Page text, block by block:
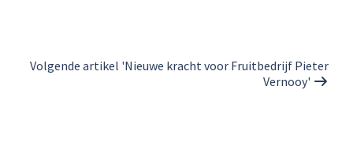
Volgende artikel 'Nieuwe kracht voor Fruitbedrijf Pieter
Vernooy'